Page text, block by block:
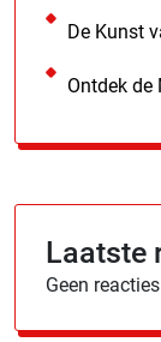
De Kunst
Ontdek de
Laatste
Geen